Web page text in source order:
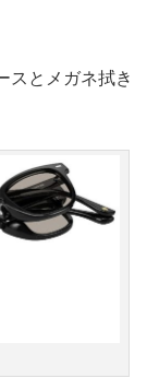
スとメガネ拭き